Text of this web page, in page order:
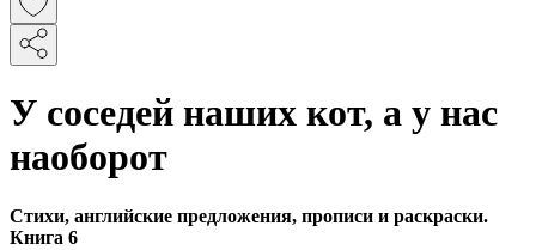
У соседей наших кот, а у нас
наоборот
Стихи, английские предложения, прописи и раскраски.
Книга 6